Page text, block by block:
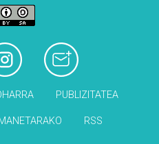
PUBLIZITATEA
RSS